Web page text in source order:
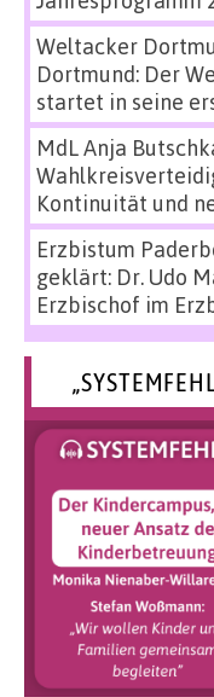
Weltacker
Dortmund: Der
startet in seine
MdL Anja
Kontinuität und
Erzbistum
geklärt: Dr. Udo
Erzbischof im